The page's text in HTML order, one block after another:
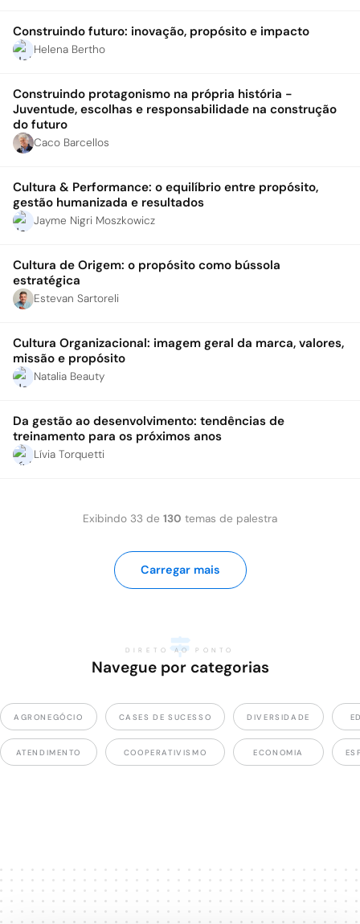
Construindo futuro: inovação, propósito e impacto
Helena Bertho
Construindo protagonismo na própria história -
Juventude, escolhas e responsabilidade na construção
do futuro
Caco Barcellos
Cultura & Performance: o equilíbrio entre propósito,
gestão humanizada e resultados
Jayme Nigri Moszkowicz
Cultura de Origem: o propósito como bússola
estratégica
Estevan Sartoreli
Cultura Organizacional: imagem geral da marca, valores,
missão e propósito
Natalia Beauty
Da gestão ao desenvolvimento: tendências de
treinamento para os próximos anos
Lívia Torquetti
Exibindo 33 de 130 temas de palestra
Carregar mais
DIRETO AO PONTO
Navegue por categorias
AGRONEGÓCIO
ATENDIMENTO
CASES DE SUCESSO
COOPERATIVISMO
DIVERSIDADE
ECONOMIA